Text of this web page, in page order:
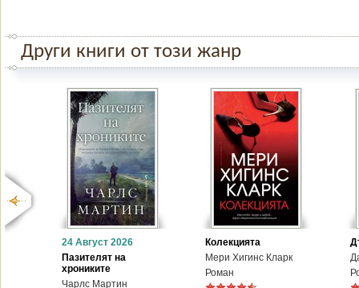
Други книги от този жанр
24 Август 2026
Пазителят на
хрониките
Чарлс Мартин
Колекцията
Мери Хигинс Кларк
Роман